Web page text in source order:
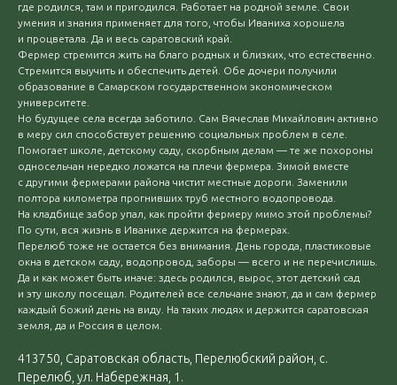
где родился, там и пригодился. Работает на родной земле. Свои
умения и знания применяет для того, чтобы Иваниха хорошела
и процветала. Да и весь саратовский край.
Фермер стремится жить на благо родных и близких, что естественно.
Стремится выучить и обеспечить детей. Обе дочери получили
образование в Самарском государственном экономическом
университете.
Но будущее села всегда заботило. Сам Вячеслав Михайлович активно
в меру сил способствует решению социальных проблем в селе.
Помогает школе, детскому саду, скорбным делам — те же похороны
односельчан нередко ложатся на плечи фермера. Зимой вместе
с другими фермерами района чистит местные дороги. Заменили
полтора километра прогнивших труб местного водопровода.
На кладбище забор упал, как пройти фермеру мимо этой проблемы?
По сути, вся жизнь в Иванихе держится на фермерах.
Перелюб тоже не остается без внимания. День города, пластиковые
окна в детском саду, водопровод, заборы — всего и не перечислишь.
Да и как может быть иначе: здесь родился, вырос, этот детский сад
и эту школу посещал. Родителей все сельчане знают, да и сам фермер
каждый божий день на виду. На таких людях и держится саратовская
земля, да и Россия в целом.
413750, Саратовская область, Перелюбский район, с.
Перелюб, ул. Набережная, 1.